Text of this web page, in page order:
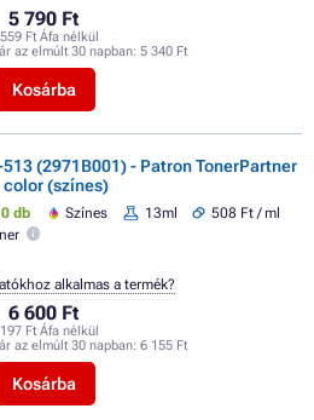
5 790 Ft
Ft Áfa nélkül
az elmúlt 30 napban: 5 340 Ft
Kosárba
513 (2971B001) - Patron TonerPartner
color (színes)
db Színes 13ml
508 Ft / ml
6 600 Ft
Ft Áfa nélkül
az elmúlt 30 napban: 6 155 Ft
Kosárba
alkalmas a termék?